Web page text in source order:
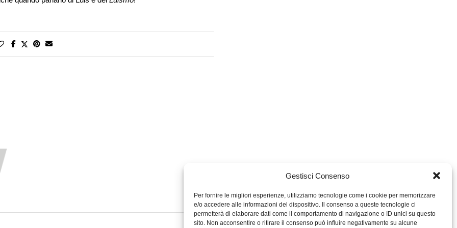
Gestisci Consenso
Per fornire le migliori esperienze, utilizziamo tecnologie come i cookie per memorizzare
e/o accedere alle informazioni del dispositivo. Il consenso a queste tecnologie ci
permetterà di elaborare dati come il comportamento di navigazione o ID unici su questo
sito. Non acconsentire o ritirare il consenso può influire negativamente su alcune